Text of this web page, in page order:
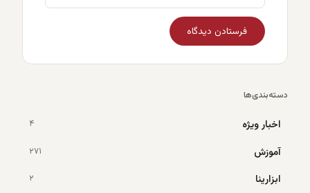
دسته‌بندی‌ها
اخبار ویژه ۴
آموزش ۲۷۱
ابزارینا ۲